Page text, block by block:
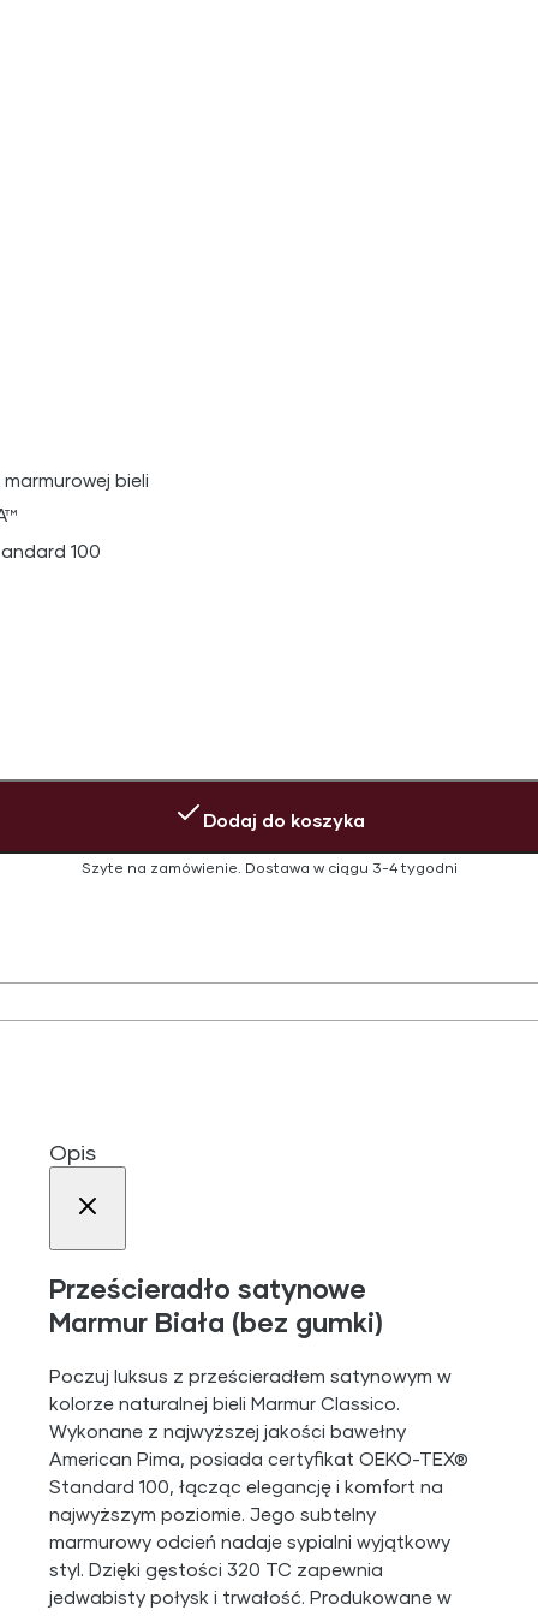
bieli
100
Dodaj do koszyka
Szyte na zamówienie. Dostawa w ciągu 3-4 tygodni
Opis
Prześcieradło satynowe
Marmur Biała (bez gumki)
Poczuj luksus z prześcieradłem satynowym w
kolorze naturalnej bieli Marmur Classico.
Wykonane z najwyższej jakości bawełny
American Pima, posiada certyfikat OEKO-TEX®
Standard 100, łącząc elegancję i komfort na
najwyższym poziomie. Jego subtelny
marmurowy odcień nadaje sypialni wyjątkowy
styl. Dzięki gęstości 320 TC zapewnia
jedwabisty połysk i trwałość. Produkowane w